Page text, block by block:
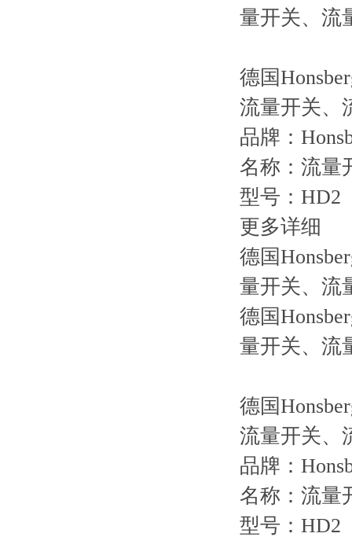
量开关、流
德国
流量开关、
品牌：
名称：流量
型号：HD2
更多详细
德国
量开关、流
德国
量开关、流
德国
流量开关、
品牌：
名称：流量
型号：HD2